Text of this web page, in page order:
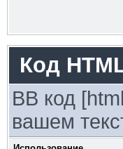
Код
BB код
вашем